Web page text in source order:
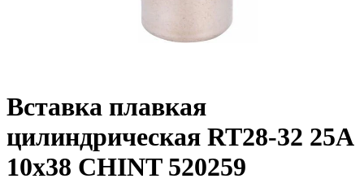
Вставка плавкая
цилиндрическая RT28-32 25А
10х38 CHINT 520259